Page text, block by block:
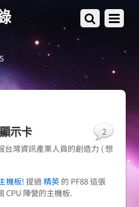
示卡
台灣資訊產業人員的創造力 ( 想
機板! 提過 精英的 PF88 這張
CPU 陣營的主機板.
2